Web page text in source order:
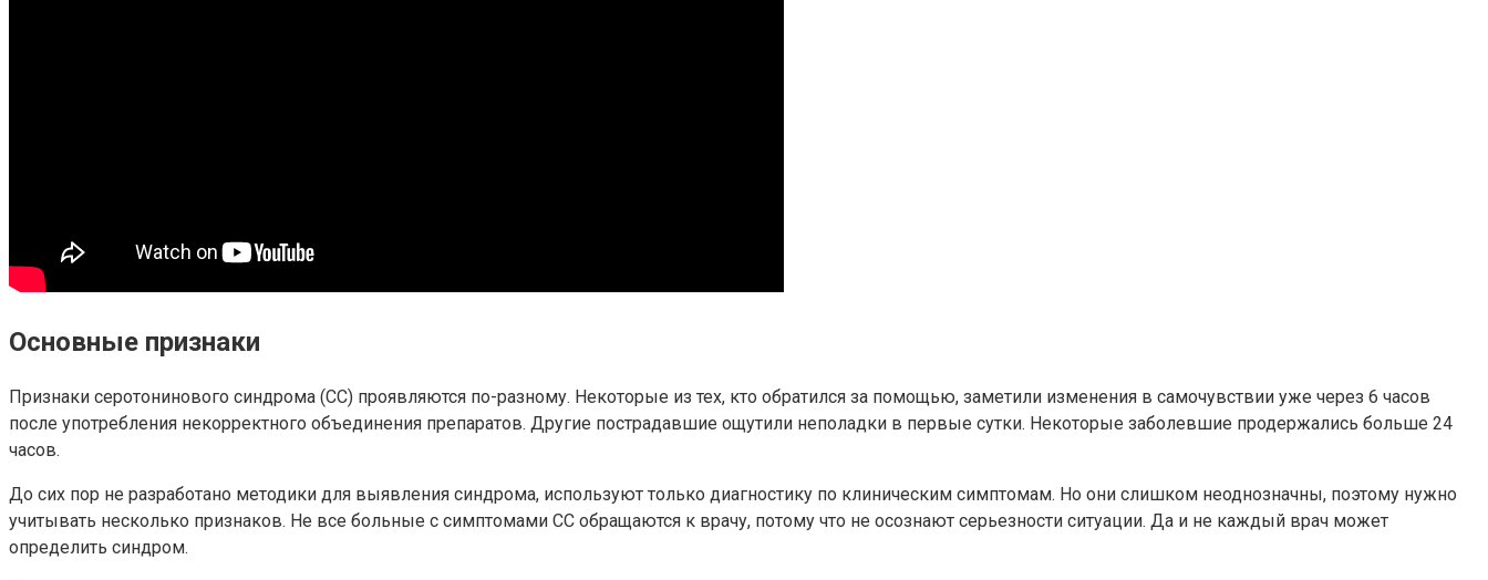
Основные признаки
Признаки серотонинового синдрома (СС) проявляются по-разному. Некоторые из тех, кто обратился за помощью, заметили изменения в самочувствии уже через 6 часов
после употребления некорректного объединения препаратов. Другие пострадавшие ощутили неполадки в первые сутки. Некоторые заболевшие продержались больше 24
часов.
До сих пор не разработано методики для выявления синдрома, используют только диагностику по клиническим симптомам. Но они слишком неоднозначны, поэтому нужно
учитывать несколько признаков. Не все больные с симптомами СС обращаются к врачу, потому что не осознают серьезности ситуации. Да и не каждый врач может
определить синдром.